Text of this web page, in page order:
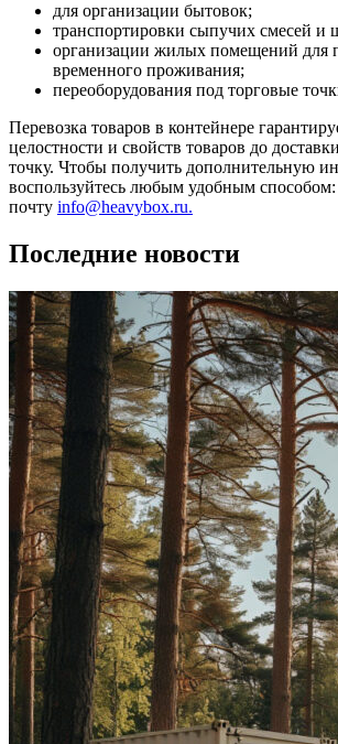
для организации бытовок;
транспортировки сыпучих смесей и
организации жилых помещений для
временного проживания;
переоборудования под торговые
Перевозка товаров в контейнере
целостности и свойств товаров до
точку. Чтобы получить дополнительную
воспользуйтесь любым удобным способом:
почту info@heavybox.ru.
Последние новости